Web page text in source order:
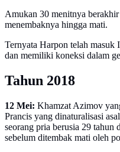
Amukan 30 menitnya
menembaknya hingga mati.
Ternyata Harpon telah masuk
dan memiliki koneksi dalam
Tahun 2018
12 Mei: Khamzat Azimov
Prancis yang dinaturalisasi
seorang pria berusia 29
sebelum ditembak mati oleh